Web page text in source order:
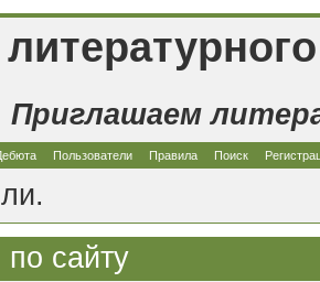
Приглашаем
Пользователи Правила Поиск
по сайту